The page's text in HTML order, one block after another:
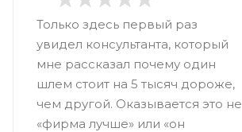
Только здесь первый раз
увидел консультанта, который
мне рассказал почему один
шлем стоит на 5 тысяч дороже,
чем другой. Оказывается это не
«фирма лучше» или «он